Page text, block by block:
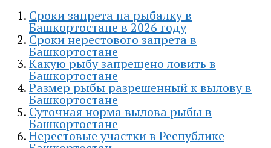
Сроки запрета на рыбалку в
Башкортостане в 2026 году
Сроки нерестового запрета в
Башкортостане
Какую рыбу запрещено ловить в
Башкортостане
Размер рыбы разрешенный к вылову в
Башкортостане
Суточная норма вылова рыбы в
Башкортостане
Нерестовые участки в Республике